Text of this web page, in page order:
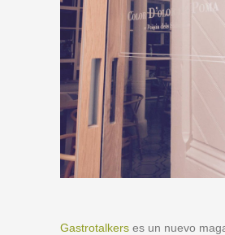
Gastrotalkers es un nuevo